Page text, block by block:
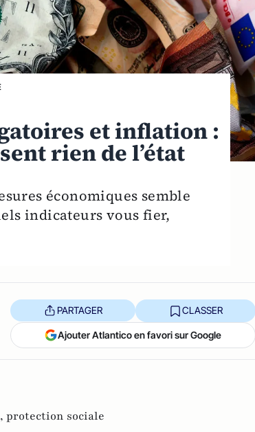
et inflation :
rien de l’état
économiques semble
indicateurs vous fier,
PARTAGER CLASSER
Ajouter Atlantico en favori sur Google
protection sociale